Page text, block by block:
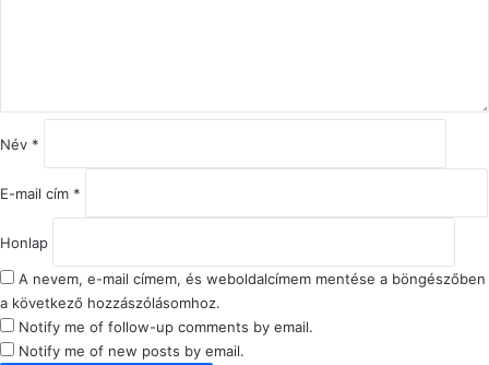
á
sNév *
E-mail cím *
Honlap
A nevem, e-mail címem, és weboldalcímem mentése a böngészőben
a következő hozzászólásomhoz.
Notify me of follow-up comments by email.
Notify me of new posts by email.